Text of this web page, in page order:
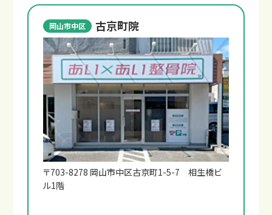
岡山市中区 古京町院
〒703-8278 岡山市中区古京町1-5-7 相生橋ビ
ル1階